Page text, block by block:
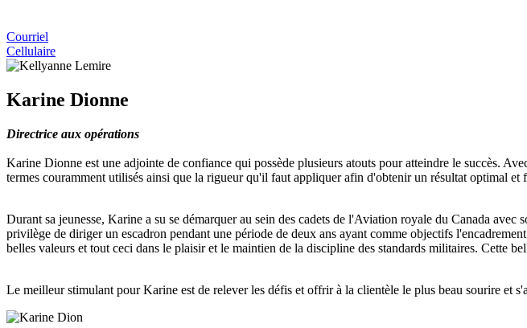
Courriel
Cellulaire
Karine Dionne
Directrice aux opérations
Karine Dionne est une adjointe de confiance qui possède plusieurs atouts pour atteindre le succès.
termes couramment utilisés ainsi que la rigueur qu'il faut appliquer afin d'obtenir un résultat optimal
Durant sa jeunesse, Karine a su se démarquer au sein des cadets de l'Aviation royale du Canada
privilège de diriger un escadron pendant une période de deux ans ayant comme objectifs
belles valeurs et tout ceci dans le plaisir et le maintien de la discipline des standards militaires. Cette
Le meilleur stimulant pour Karine est de relever les défis et offrir à la clientèle le plus beau sourire et